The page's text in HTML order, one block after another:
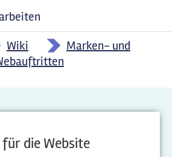
Wiki »
Marken- und
für die Website